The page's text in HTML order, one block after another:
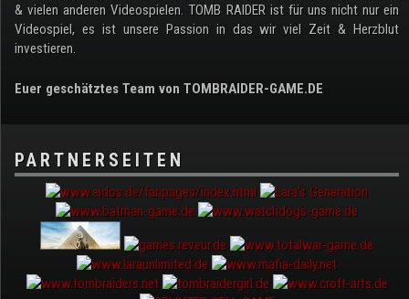
& vielen anderen Videospielen. TOMB RAIDER ist für uns nicht nur ein
Videospiel, es ist unsere Passion in das wir viel Zeit & Herzblut
investieren.
Euer geschätztes Team von TOMBRAIDER-GAME.DE
PARTNERSEITEN